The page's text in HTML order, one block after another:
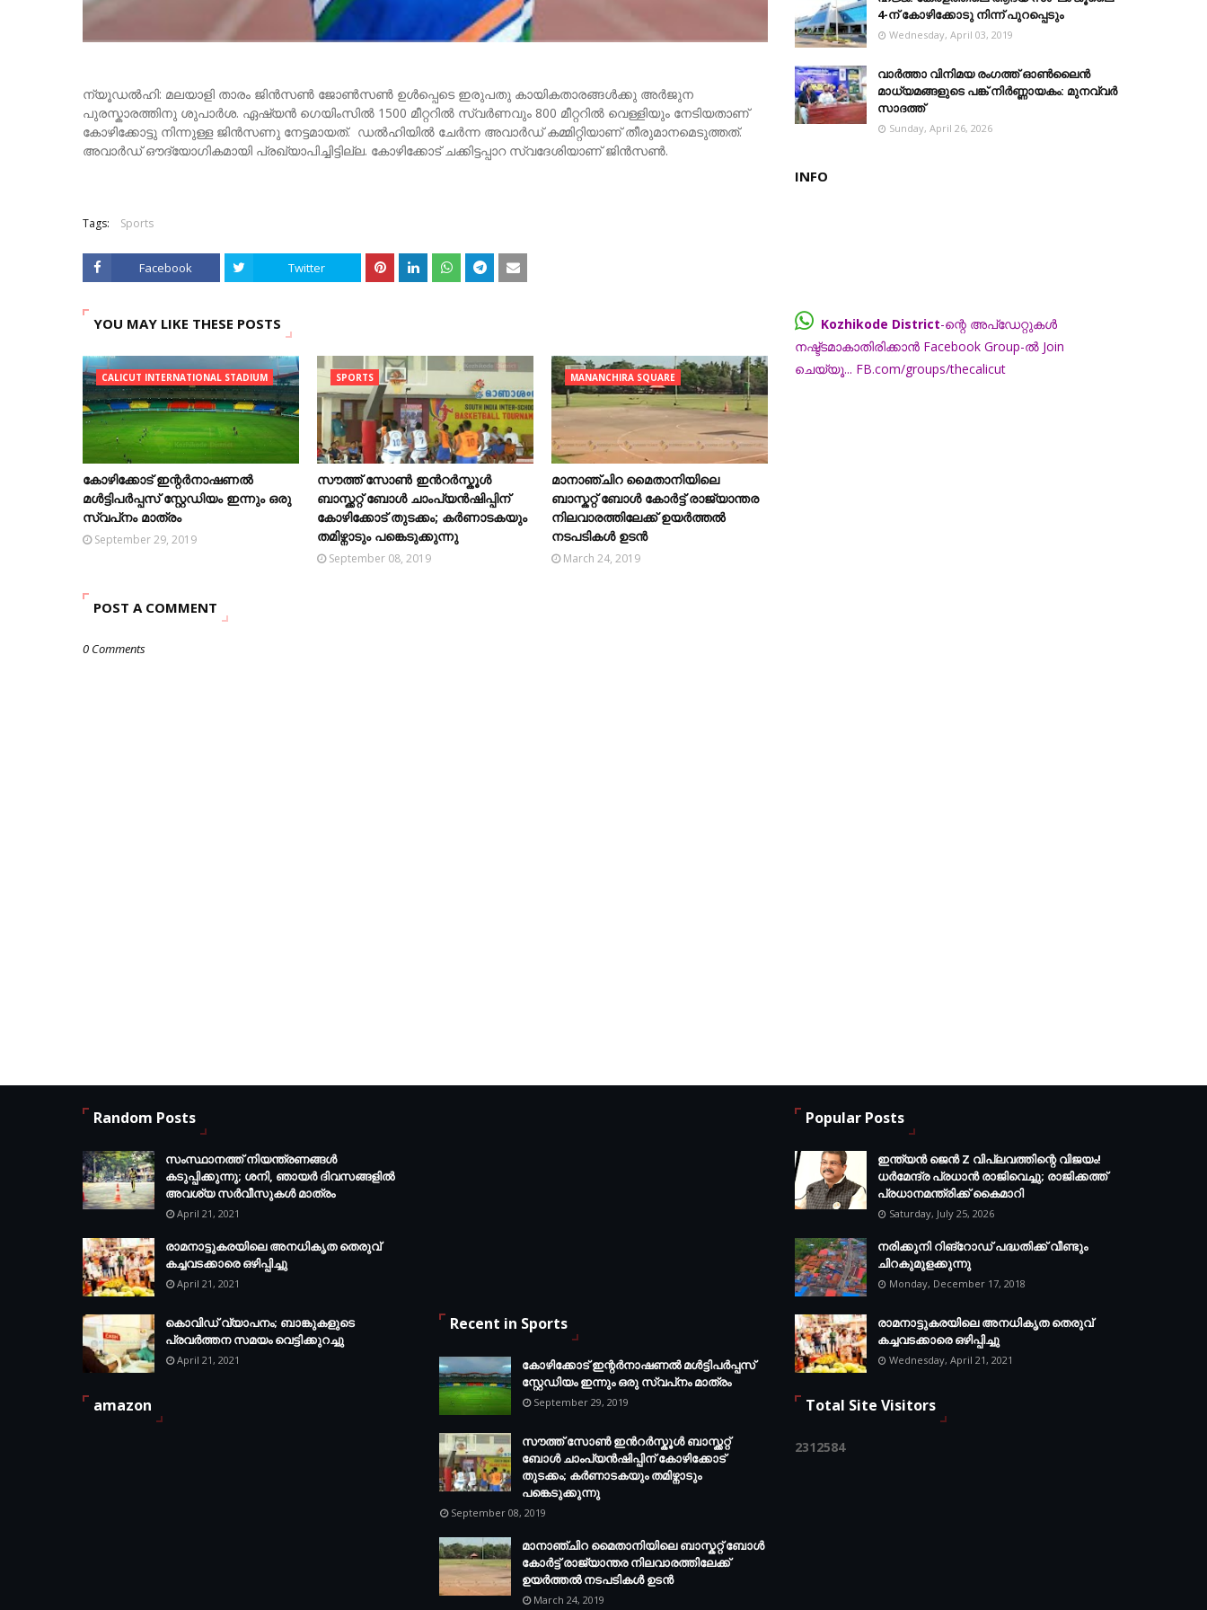
ന്യൂഡല്‍ഹി: മലയാളി താരം ജിന്‍സണ്‍ ജോണ്‍സൺ ഉൾപ്പെടെ ഇരുപതു കായികതാരങ്ങൾക്കു അര്‍ജുന
പുരസ്കാരത്തിനു ശുപാർശ. ഏഷ്യന്‍ ഗെയിംസില്‍ 1500 മീറ്ററില്‍ സ്വര്‍ണവും 800 മീറ്ററില്‍ വെള്ളിയും നേടിയതാണ്
കോഴിക്കോട്ടു നിന്നുള്ള ജിൻസണു നേട്ടമായത്. ഡൽഹിയിൽ ചേർന്ന അവാർഡ് കമ്മിറ്റിയാണ് തീരുമാനമെടുത്തത്.
അവാർഡ് ഔദ്യോഗികമായി പ്രഖ്യാപിച്ചിട്ടില്ല. കോഴിക്കോട് ചക്കിട്ടപ്പാറ സ്വദേശിയാണ് ജിന്‍സണ്‍.
Tags: Sports
Facebook Twitter
YOU MAY LIKE THESE POSTS
CALICUT INTERNATIONAL STADIUM
കോഴിക്കോട് ഇന്റര്‍നാഷണല്‍
മള്‍ട്ടിപര്‍പ്പസ് സ്റ്റേഡിയം ഇന്നും ഒരു
സ്വപ്‌നം മാത്രം
September 29, 2019
SPORTS
സൗത്ത് സോണ്‍ ഇന്‍റര്‍സ്കൂള്‍
ബാസ്ക്കറ്റ് ബോൾ ചാംപ്യന്‍ഷിപ്പിന്
കോഴിക്കോട് തുടക്കം; കർണാടകയും
തമിഴ്നാടും പങ്കെടുക്കുന്നു
September 08, 2019
MANANCHIRA SQUARE
മാനാഞ്ചിറ മൈതാനിയിലെ
ബാസ്കറ്റ് ബോള്‍ കോര്‍ട്ട് രാജ്യാന്തര
നിലവാരത്തിലേക്ക് ഉയര്‍ത്തൽ
നടപടികള്‍ ഉടന്‍
March 24, 2019
POST A COMMENT
0 Comments
4-ന് കോഴിക്കോടു നിന്ന് പുറപ്പെടും
Wednesday, April 03, 2019
വാർത്താ വിനിമയ രംഗത്ത് ഓൺലൈൻ
മാധ്യമങ്ങളുടെ പങ്ക് നിർണ്ണായകം: മുനവ്വർ
സാദത്ത്
Sunday, April 26, 2026
INFO
Kozhikode District-ന്റെ അപ്ഡേറ്റുകൾ
നഷ്ട്ടമാകാതിരിക്കാൻ Facebook Group-ൽ Join
Random Posts
സംസ്ഥാനത്ത് നിയന്ത്രണങ്ങള്‍
കടുപ്പിക്കുന്നു; ശനി, ഞായര്‍ ദിവസങ്ങളില്‍
അവശ്യ സര്‍വീസുകള്‍ മാത്രം
April 21, 2021
രാമനാട്ടുകരയിലെ അനധികൃത തെരുവ്
കച്ചവടക്കാരെ ഒഴിപ്പിച്ചു
April 21, 2021
കൊവിഡ് വ്യാപനം; ബാങ്കുകളുടെ
പ്രവർത്തന സമയം വെട്ടിക്കുറച്ചു
April 21, 2021
amazon
Recent in Sports
കോഴിക്കോട് ഇന്റര്‍നാഷണല്‍ മള്‍ട്ടിപര്‍പ്പസ്
സ്റ്റേഡിയം ഇന്നും ഒരു സ്വപ്‌നം മാത്രം
September 29, 2019
സൗത്ത് സോണ്‍ ഇന്‍റര്‍സ്കൂള്‍ ബാസ്ക്കറ്റ്
ബോൾ ചാംപ്യന്‍ഷിപ്പിന് കോഴിക്കോട്
തുടക്കം; കർണാടകയും തമിഴ്നാടും
പങ്കെടുക്കുന്നു
September 08, 2019
മാനാഞ്ചിറ മൈതാനിയിലെ ബാസ്കറ്റ് ബോള്‍
കോര്‍ട്ട് രാജ്യാന്തര നിലവാരത്തിലേക്ക്
ഉയര്‍ത്തൽ നടപടികള്‍ ഉടന്‍
March 24, 2019
Popular Posts
ഇന്ത്യൻ ജെൻ Z വിപ്ലവത്തിന്റെ വിജയം!
ധർമേന്ദ്ര പ്രധാൻ രാജിവെച്ചു; രാജിക്കത്ത്
പ്രധാനമന്ത്രിക്ക് കൈമാറി
Saturday, July 25, 2026
നരിക്കുനി റിങ്റോഡ് പദ്ധതിക്ക് വീണ്ടും
ചിറകുമുളക്കുന്നു
Monday, December 17, 2018
രാമനാട്ടുകരയിലെ അനധികൃത തെരുവ്
കച്ചവടക്കാരെ ഒഴിപ്പിച്ചു
Wednesday, April 21, 2021
Total Site Visitors
2312584